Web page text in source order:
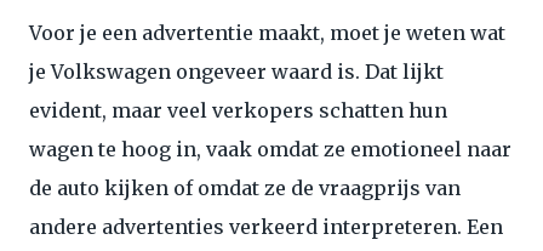
Voor je een advertentie maakt, moet je weten wat
je Volkswagen ongeveer waard is. Dat lijkt
evident, maar veel verkopers schatten hun
wagen te hoog in, vaak omdat ze emotioneel naar
de auto kijken of omdat ze de vraagprijs van
andere advertenties verkeerd interpreteren. Een